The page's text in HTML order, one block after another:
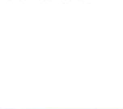
betyg, 116